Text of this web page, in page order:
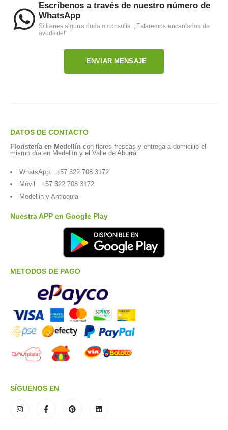
Escríbenos a través de nuestro número de
WhatsApp
Si tienes alguna duda o consulta. ¡Estaremos encantados de
ayudarte!"
ENVIAR MENSAJE
DATOS DE CONTACTO
Floristería en Medellín con flores frescas y entrega a domicilio el
mismo día en Medellín y el Valle de Aburrá.
WhatsApp: +57 322 708 3172
Móvil: +57 322 708 3172
Medellin y Antioquia
Nuestra APP en Google Play
METODOS DE PAGO
SÍGUENOS EN